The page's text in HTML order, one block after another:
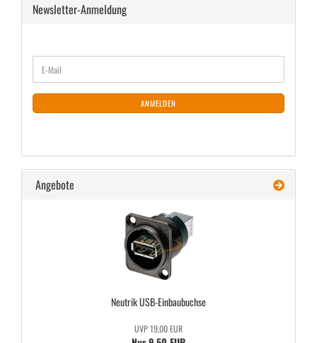
Newsletter-Anmeldung
ZUR
NEWSLETTER-
ANMELDUNG
E-
Mail
ANMELDEN
Angebote
Neu­trik USB-​Einbaubuchse
UVP 19,00 EUR